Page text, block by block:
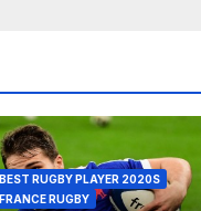
BEST RUGBY PLAYER 2020S
FRANCE RUGBY